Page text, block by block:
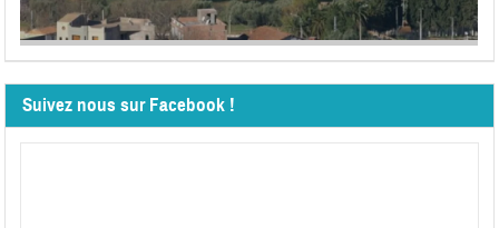
Suivez nous sur Facebook !